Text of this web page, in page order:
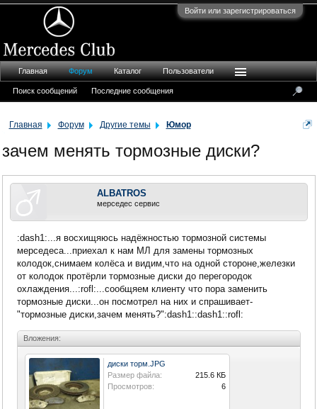
Войти или зарегистрироваться
Главная Форум Другие темы Юмор
зачем менять тормозные диски?
ALBATROS
мерседес сервис
:dash1:...я восхищяюсь надёжностью тормозной системы
мерседеса...приехал к нам МЛ для замены тормозных
колодок,снимаем колёса и видим,что на одной стороне,железки
от колодок протёрли тормозные диски до перегородок
охлаждения...:rofl:...сообщяем клиенту что пора заменить
тормозные диски...он посмотрел на них и спрашивает-
"тормозные диски,зачем менять?":dash1::dash1::rofl:
Вложения:
диски торм.JPG
Размер файла:
215.6 КБ
Просмотров:
6
Главная Форум
Поиск сообщений Последние сообщения
Каталог Пользователи